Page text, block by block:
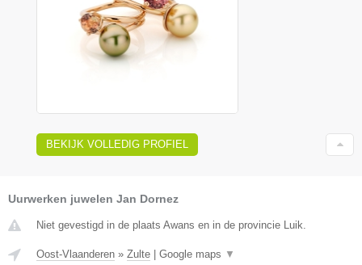
BEKIJK VOLLEDIG PROFIEL
Uurwerken juwelen Jan Dornez
Niet gevestigd in de plaats Awans en in de provincie Luik.
Oost-Vlaanderen » Zulte Google maps ▼